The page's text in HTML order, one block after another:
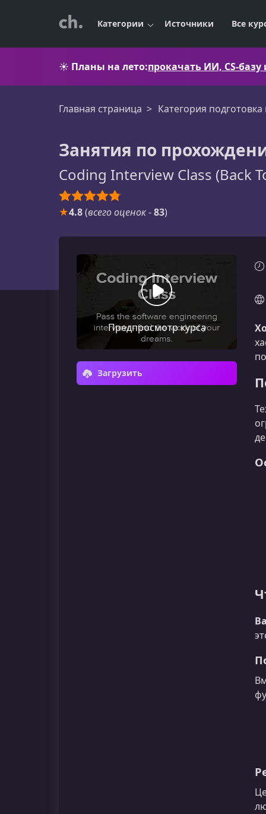
Категории Источники Все
☀️ Планы на лето:прокачать ИИ, CS-
Главная страница Категория
Занятия по
Coding Interview Class (Back
★4.8(всего оценок-83)
Предпросмотр курса
Загрузить